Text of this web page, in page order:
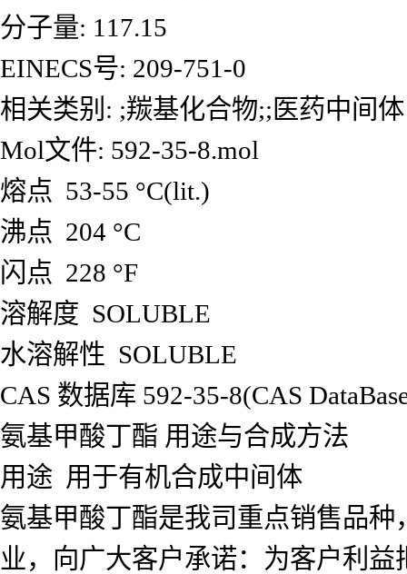
分子量: 117.15
EINECS号: 209-751-0
相关类别: ;羰基化合物;;医药中间体
Mol文件: 592-35-8.mol
熔点 53-55 °C(lit.)
沸点 204 °C
闪点 228 °F
溶解度 SOLUBLE
水溶解性 SOLUBLE
CAS 数据库 592-35-8(CAS
氨基甲酸丁酯 用途与合成方法
用途 用于有机合成中间体
氨基甲酸丁酯是我司重点销售品
业，向广大客户承诺：为客户利